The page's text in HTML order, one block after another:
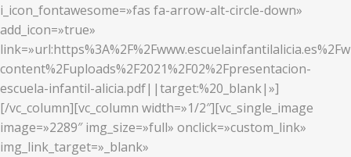
i_icon_fontawesome=»fas fa-arrow-alt-circle-down»
add_icon=»true»
content%2Fuploads%2F2021%2F02%2Fpresentacion-
escuela-infantil-alicia.pdf||target:%20_blank|»]
[/vc_column][vc_column width=»1/2″][vc_single_image
image=»2289″ img_size=»full» onclick=»custom_link»
img_link_target=»_blank»